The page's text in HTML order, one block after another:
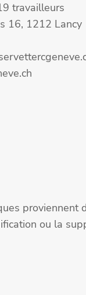
travailleurs
16, 1212 Lancy
proviennent
ou la